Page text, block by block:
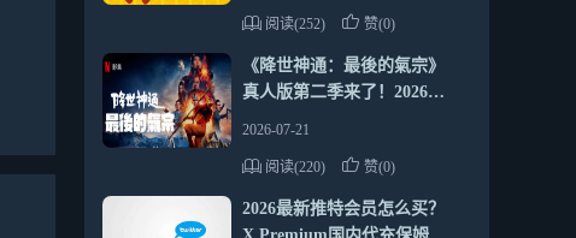
阅读(252) 赞(0)
《降世神通：最後的氣宗》
真人版第二季来了！2026年
2026-07-21
阅读(220) 赞(0)
2026最新推特会员怎么买？